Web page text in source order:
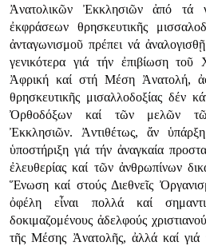
Ἀνατολικῶν Ἐκκλησιῶν ἀπό τά
ἐκφράσεων θρησκευτικῆς
ἀνταγωνισμοῦ πρέπει νά ἀναλογισθῇ
γενικότερα γιά τήν ἐπιβίωση τοῦ
Ἀφρική καί στή Μέση Ἀνατολή,
θρησκευτικῆς μισαλλοδοξίας δέν
Ὀρθοδόξων καί τῶν μελῶν
Ἐκκλησιῶν. Ἀντιθέτως, ἄν
ὑποστήριξη γιά τήν ἀναγκαία
ἐλευθερίας καί τῶν ἀνθρωπίνων
Ἕνωση καί στούς Διεθνεῖς
ὀφέλη εἶναι πολλά καί
δοκιμαζομένους ἀδελφούς
τῆς Μέσης Ἀνατολῆς, ἀλλά καί γιά